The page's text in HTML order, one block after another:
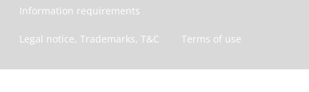
Information requirements
Legal notice, Trademarks, T&C Terms of use